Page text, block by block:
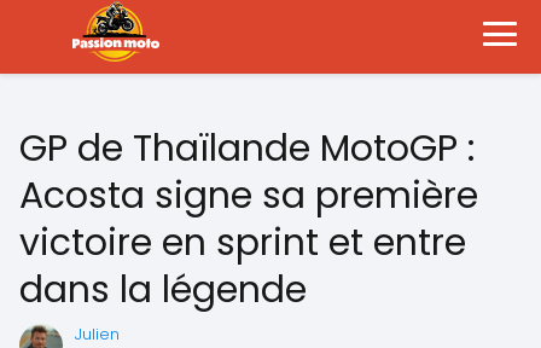
GP de Thaïlande MotoGP :
Acosta signe sa première
victoire en sprint et entre
dans la légende
Julien